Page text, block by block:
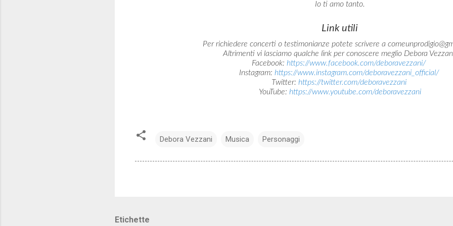
Io ti amo tanto.
Link utili
Per richiedere concerti o testimonianze potete scrivere a
Altrimenti vi lasciamo qualche link per conoscere meglio Debora
Facebook: https://www.facebook.com/deboravezzani/
Instagram: https://www.instagram.com/deboravezzani_official/
Twitter: https://twitter.com/deboravezzani
YouTube: https://www.youtube.com/deboravezzani
Debora Vezzani Musica Personaggi
Etichette